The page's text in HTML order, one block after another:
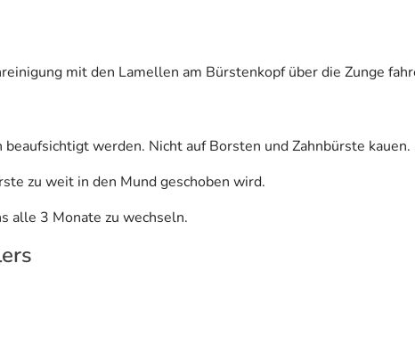
mit den Lamellen am Bürstenkopf über die Zunge
werden. Nicht auf Borsten und Zahnbürste kauen.
zu weit in den Mund geschoben wird.
alle 3 Monate zu wechseln.